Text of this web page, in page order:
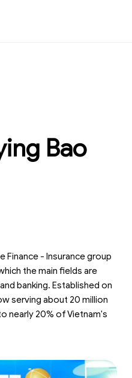
Bao
Finance - Insurance group
the main fields are
banking. Established on
serving about 20 million
nearly 20% of Vietnam's